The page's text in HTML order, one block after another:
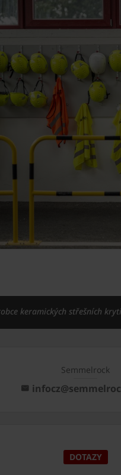
keramických střešních
Semmelrock
DOTAZY